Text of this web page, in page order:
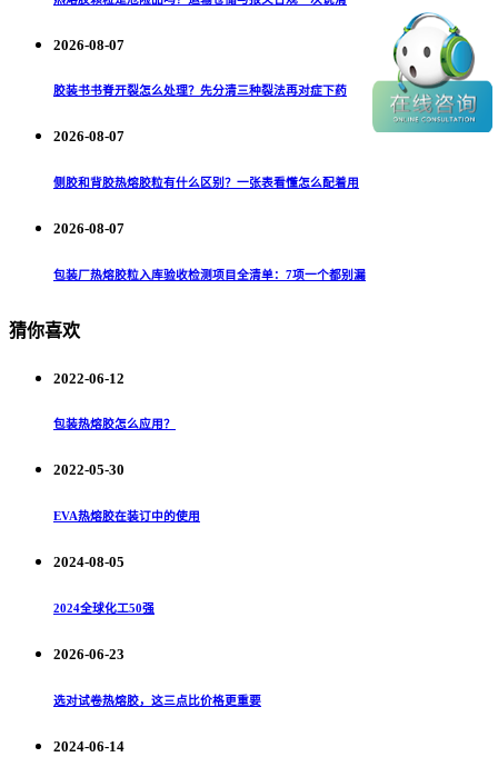
2026-08-07
胶装书书脊开裂怎么处理？先分清三种裂法再对症下药
2026-08-07
侧胶和背胶热熔胶粒有什么区别？一张表看懂怎么配着用
2026-08-07
包装厂热熔胶粒入库验收检测项目全清单：7项一个都别漏
猜你喜欢
2022-06-12
包装热熔胶怎么应用？
2022-05-30
EVA热熔胶在装订中的使用
2024-08-05
2024全球化工50强
2026-06-23
选对试卷热熔胶，这三点比价格更重要
2024-06-14